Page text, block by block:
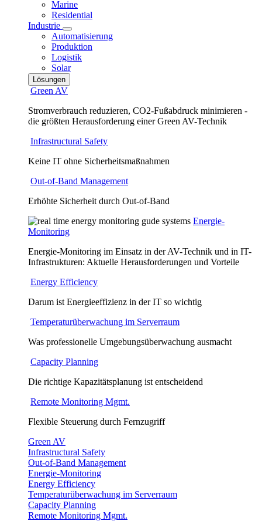
Marine
Residential
Industrie
Automatisierung
Produktion
Logistik
Solar
Lösungen
Green AV
Stromverbrauch reduzieren, CO2-Fußabdruck minimieren -
die größten Herausforderung einer Green AV-Technik
Infrastructural Safety
Keine IT ohne Sicherheitsmaßnahmen
Out-of-Band Management
Erhöhte Sicherheit durch Out-of-Band
Energie-
Monitoring
Energie-Monitoring im Einsatz in der AV-Technik und in IT-
Infrastrukturen: Aktuelle Herausforderungen und Vorteile
Energy Efficiency
Darum ist Energieeffizienz in der IT so wichtig
Temperaturüberwachung im Serverraum
Was professionelle Umgebungsüberwachung ausmacht
Capacity Planning
Die richtige Kapazitätsplanung ist entscheidend
Remote Monitoring Mgmt.
Flexible Steuerung durch Fernzugriff
Green AV
Infrastructural Safety
Out-of-Band Management
Energie-Monitoring
Energy Efficiency
Temperaturüberwachung im Serverraum
Capacity Planning
Remote Monitoring Mgmt.